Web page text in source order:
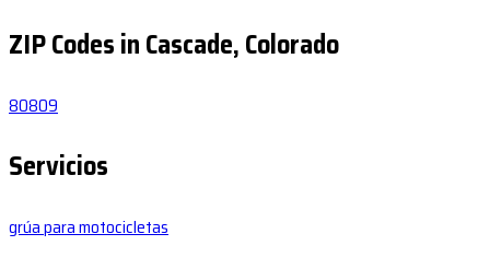
ZIP Codes in Cascade, Colorado
80809
Servicios
grúa para motocicletas